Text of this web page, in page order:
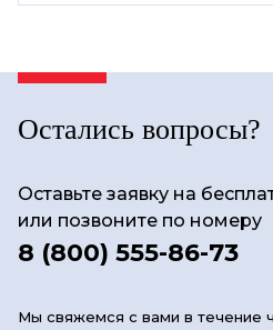
Остались вопросы?
Оставьте заявку на
или позвоните по номеру
8 (800) 555-86-73
Мы свяжемся с вами в течение